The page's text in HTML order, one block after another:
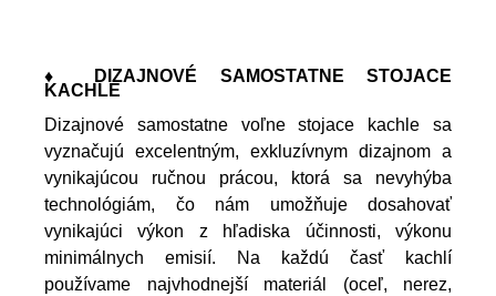
♦ DIZAJNOVÉ SAMOSTATNE STOJACE
KACHLE
Dizajnové samostatne voľne stojace kachle sa
vyznačujú excelentným, exkluzívnym dizajnom a
vynikajúcou ručnou prácou, ktorá sa nevyhýba
technológiám, čo nám umožňuje dosahovať
vynikajúci výkon z hľadiska účinnosti, výkonu
minimálnych emisií. Na každú časť kachlí
používame najvhodnejší materiál (oceľ, nerez,